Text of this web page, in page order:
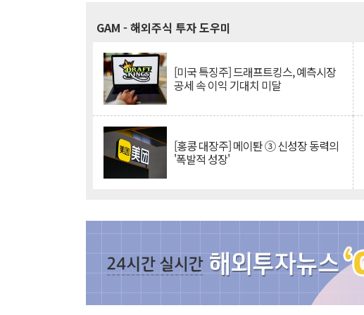
GAM - 해외주식 투자 도우미
[미국 특징주] 드래프트킹스, 예측시장
공세 속 이익 기대치 미달
[홍콩 대장주] 메이퇀 ③ 신성장 동력의
'폭발적 성장'